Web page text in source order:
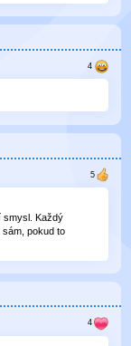
smysl. Každý
pokud to